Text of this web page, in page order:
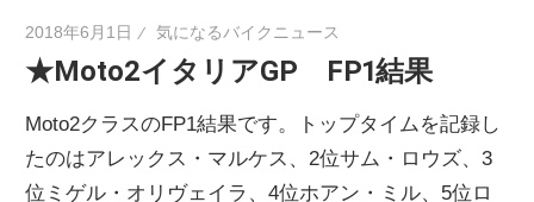
イ
2018年6月1日 気になるバイクニュース
★Moto2イタリアGP FP1結果
Moto2クラスのFP1結果です。トップタイムを記録し
たのはアレックス・マルケス、2位サム・ロウズ、3
位ミゲル・オリヴェイラ、4位ホアン・ミル、5位ロ